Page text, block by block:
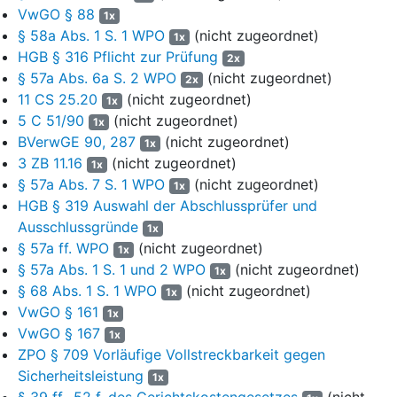
3
Die Abteilung „Registereintragung und Anordnung von
Qualitätskontrollen" der Kommission für Qualitätskontrolle
der Beklagten beschloss in ihrer Sitzung am 12. Juni 2024, den
Antrag der Klägerin auf Eintragung als gesetzlicher
Abschlussprüfer abzulehnen und teilte dies der Klägerin mit
Bescheid vom 20. Juni 2024 mit. Zur Begründung führte sie aus,
die Eintragung sei zu versagen, da ihr der allgemeine Grundsatz
von Treu und Glauben in entsprechender Anwendung des
BGB, dessen Rechtsgrundsatz auch im Verwaltungsrecht
Anwendung finde, entgegenstehe. Die WPG GmbH habe sich
der Qualitätskontrolle entzogen und dies sei auch bei der
Klägerin zu erwarten. Sie könne daher erst nach Durchführung
einer Qualitätskontrolle und Auswertung des
Qualitätskontrollberichts mit einem positiven Prüfungsurteil als
gesetzlicher Abschlussprüfer eingetragen werden. Eine
kurzfristige Anordnung der Qualitätskontrolle könne nicht als
milderes Mittel gewertet werden.
4
Den Widerspruch der Klägerin wies die Beklagte nach einem
VwGO § 88
1x
§ 58a Abs. 1 S. 1 WPO 1x (nicht zugeordnet)
HGB § 316 Pflicht zur Prüfung
2x
§ 57a Abs. 6a S. 2 WPO 2x (nicht zugeordnet)
11 CS 25.20
1x (nicht zugeordnet)
5 C 51/90
1x (nicht zugeordnet)
BVerwGE 90, 287
1x (nicht zugeordnet)
3 ZB 11.16
1x (nicht zugeordnet)
§ 57a Abs. 7 S. 1 WPO
1x (nicht zugeordnet)
HGB § 319 Auswahl der Abschlussprüfer und
Ausschlussgründe
1x
§ 57a ff. WPO 1x (nicht zugeordnet)
§ 57a Abs. 1 S. 1 und 2 WPO
1x (nicht zugeordnet)
§ 68 Abs. 1 S. 1 WPO
1x (nicht zugeordnet)
VwGO § 161
1x
VwGO § 167 1x
ZPO § 709 Vorläufige Vollstreckbarkeit gegen
Sicherheitsleistung
1x